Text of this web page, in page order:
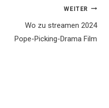
WEITER
Wo zu streamen 2024
Pope-Picking-Drama Film